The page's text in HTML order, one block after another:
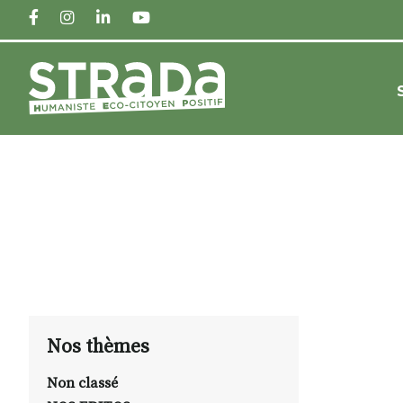
FACEBOOKINSTAGRAM
LINKEDINYOUTUBE
Nos thèmes
Non classé